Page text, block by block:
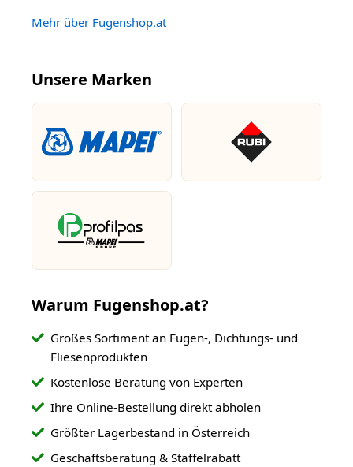
Mehr über Fugenshop.at
Unsere Marken
Warum Fugenshop.at?
Großes Sortiment an Fugen-, Dichtungs- und
Fliesenprodukten
Kostenlose Beratung von Experten
Ihre Online-Bestellung direkt abholen
Größter Lagerbestand in Österreich
Geschäftsberatung & Staffelrabatt